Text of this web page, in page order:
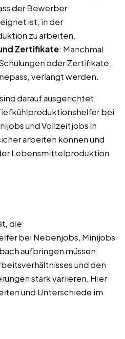
der Bewerber
ist, in der
zu arbeiten.
Zertifikate: Manchmal
oder Zertifikate,
verlangt werden.
darauf ausgerichtet,
bei
und Vollzeitjobs in
arbeiten können und
Lebensmittelproduktion
die
bei Nebenjobs, Minijobs
aufbringen müssen,
und den
stark variieren. Hier
und Unterschiede im